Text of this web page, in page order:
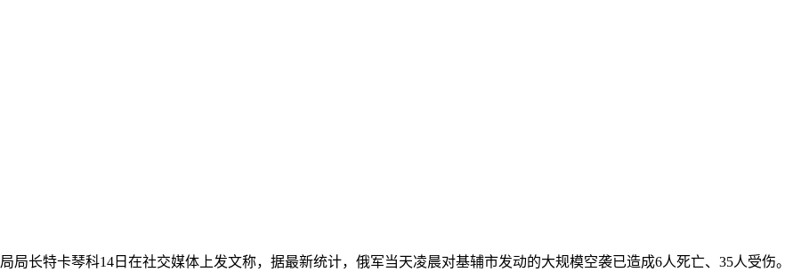
局长特卡琴科14日在社交媒体上发文称，据最新统计，俄军当天凌晨对基辅市发动的大规模空袭已造成6人死亡、35人受伤。